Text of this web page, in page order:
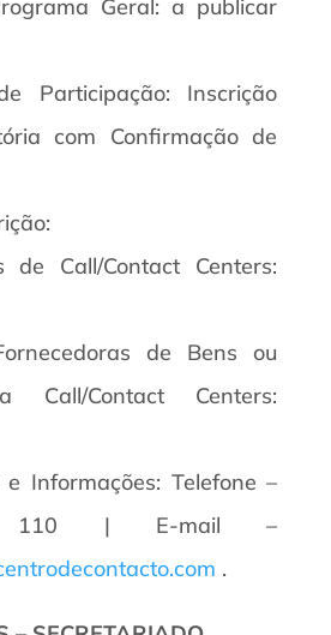
Geral: a publicar
Participação: Inscrição
com Confirmação de
de Call/Contact Centers:
de Bens ou
Call/Contact Centers:
Informações: Telefone –
110 | E-mail –
.